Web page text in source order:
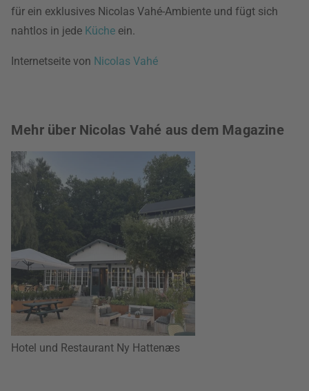
für ein exklusives Nicolas Vahé-Ambiente und fügt sich
nahtlos in jede Küche ein.
Internetseite von Nicolas Vahé
Mehr über Nicolas Vahé aus dem Magazine
Hotel und Restaurant Ny Hattenæs